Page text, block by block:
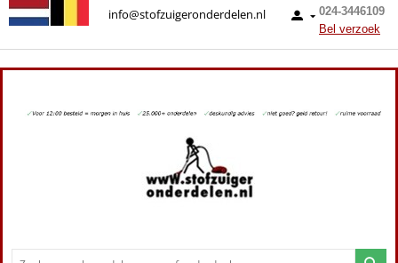
024-3446109
Bel verzoek
info@stofzuigeronderdelen.nl